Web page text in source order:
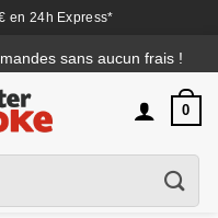
en 24h Express*
sans aucun frais !
0